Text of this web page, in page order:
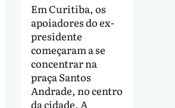
Em Curitiba, os
apoiadores do ex-
presidente
começaram a se
concentrar na
praça Santos
Andrade, no centro
da cidade. A